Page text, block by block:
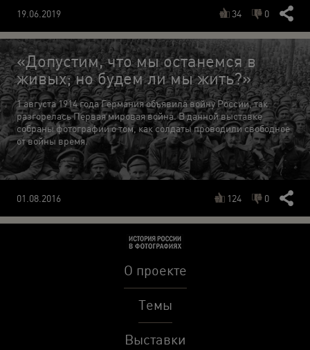
19.06.2019 34 0
«Допустим, что мы останемся в
живых; но будем ли мы жить?»
1 августа 1914 года Германия объявила войну России, так
разгорелась Первая мировая война. В данной выставке
собраны фотографии о том, как солдаты проводили свободное
от войны время.
01.08.2016 124 0
О проекте
Темы
Выставки